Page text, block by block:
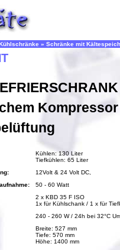
» Schränke mit
Kühlen: 130 Liter
Tiefkühlen: 65 Liter
12Volt & 24 Volt DC,
50 - 60 Watt
2 x KBD 35 F ISO
1x für Kühlschank / 1 x für
240 - 260 W / 24h bei 32°C
Breite: 527 mm
Tiefe: 570 mm
Höhe: 1400 mm